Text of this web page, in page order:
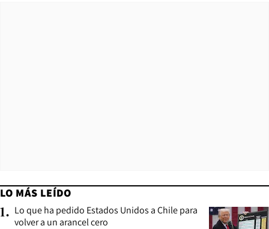
LO MÁS LEÍDO
1. Lo que ha pedido Estados Unidos a Chile para
volver a un arancel cero